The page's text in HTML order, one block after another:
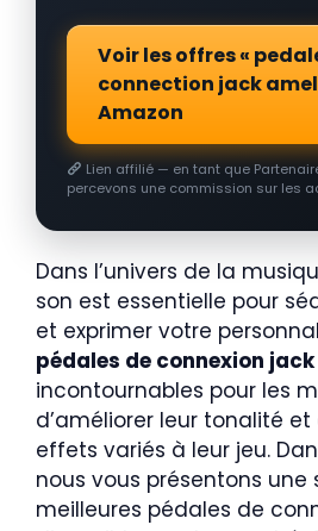
Voir les offres «
connection jack
Amazon
Lien affilié — en tant que
percevons une commission sur les
Dans l’univers de la
son est essentielle pour
et exprimer votre
pédales de connexion jack
incontournables pour les
d’améliorer leur tonalité et
effets variés à leur jeu.
nous vous présentons une
meilleures pédales de